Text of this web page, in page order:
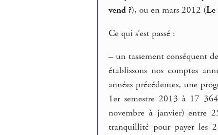
vend ?), ou en mars 2012 (Le
Ce qui s’est passé :
– un tassement conséquent
établissons nos comptes
années précédentes, une
1er semestre 2013 à 17
novembre à janvier) entre
tranquillité pour payer les